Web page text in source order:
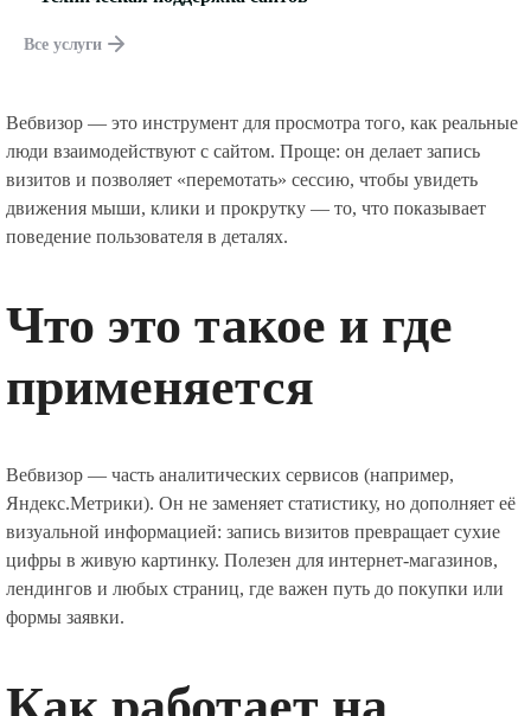
Все услуги
Вебвизор — это инструмент для просмотра того, как реальные
люди взаимодействуют с сайтом. Проще: он делает запись
визитов и позволяет «перемотать» сессию, чтобы увидеть
движения мыши, клики и прокрутку — то, что показывает
поведение пользователя в деталях.
Что это такое и где
применяется
Вебвизор — часть аналитических сервисов (например,
Яндекс.Метрики). Он не заменяет статистику, но дополняет её
визуальной информацией: запись визитов превращает сухие
цифры в живую картинку. Полезен для интернет-магазинов,
лендингов и любых страниц, где важен путь до покупки или
формы заявки.